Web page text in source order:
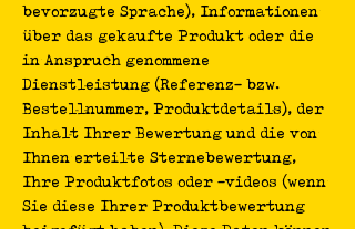
bevorzugte Sprache), Informationen
über das gekaufte Produkt oder die
in Anspruch genommene
Dienstleistung (Referenz- bzw.
Bestellnummer, Produktdetails), der
Inhalt Ihrer Bewertung und die von
Ihnen erteilte Sternebewertung,
Ihre Produktfotos oder -videos (wenn
Sie diese Ihrer Produktbewertung